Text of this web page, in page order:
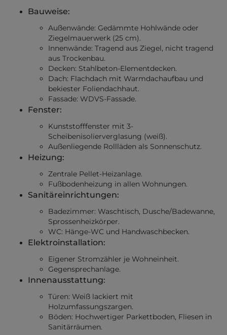
Bauweise:
Außenwände: Gedämmte Hohlwände oder
Ziegelmauerwerk (25 cm).
Innenwände: Tragend aus Ziegel, nicht tragend
aus Trockenbau.
Decken: Stahlbeton-Elementdecken.
Dach: Flachdach mit Warmdachaufbau und
bekiester Foliendachhaut.
Fassade: WDVS-Fassade.
Fenster:
Kunststofffenster mit 3-
Scheibenisolierverglasung (weiß).
Außenliegende Rollläden als Sonnenschutz.
Heizung:
Zentrale Pellet-Heizanlage.
Fußbodenheizung in allen Wohnungen.
Sanitäreinrichtungen:
Badezimmer: Waschtisch, Dusche/Badewanne,
Sprossenheizkörper.
WC: Hänge-WC und Handwaschbecken.
Elektroinstallation:
Eigener Stromzähler je Wohneinheit.
Gegensprechanlage.
Innenausstattung:
Türen: Weiß lackiert mit
Holzumfassungszargen.
Böden: Hochwertiger Parkettboden, Fliesen in
Sanitärräumen.